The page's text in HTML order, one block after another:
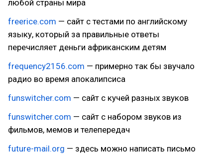
любой страны мира
freerice.com — сайт с тестами по английскому
языку, который за правильные ответы
перечисляет деньги африканским детям
frequency2156.com — примерно так бы звучало
радио во время апокалипсиса
funswitcher.com — сайт с кучей разных звуков
funswitcher.com — сайт с набором звуков из
фильмов, мемов и телепередач
future-mail.org — здесь можно написать письмо